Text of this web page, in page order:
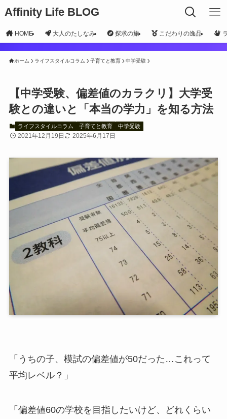
Affinity Life BLOG
HOME 大人のたしなみ 探求の旅 こだわりの逸品
ホーム ライフスタイルコラム 子育てと教育 中学受験
【中学受験、偏差値のカラクリ】大学受
験との違いと「本当の学力」を知る方法
ライフスタイルコラム 子育てと教育 中学受験
2021年12月19日 2025年6月17日
「うちの子、模試の偏差値が50だった…これって
平均レベル？」
「偏差値60の学校を目指したいけど、どれくらい